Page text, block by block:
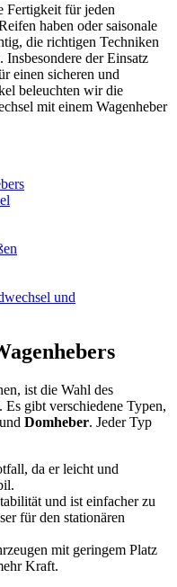
Fertigkeit für jeden
haben oder saisonale
die richtigen Techniken
Insbesondere der Einsatz
einen sicheren und
beleuchten wir die
mit einem Wagenheber
und
ist die Wahl des
Es gibt verschiedene Typen,
und Domheber. Jeder Typ
da er leicht und
und ist einfacher zu
für den stationären
mit geringem Platz
Kraft.